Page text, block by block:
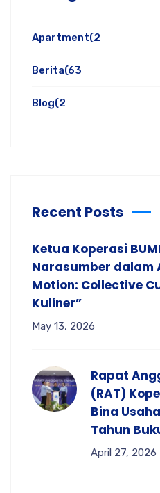
Apartment(2
Berita(63
Blog(2
Recent Posts
Ketua Koperasi
Narasumber dalam
Motion: Collective
Kuliner”
May 13, 2026
Rapat
(RAT)
Bina
Tahun
April 27, 2026